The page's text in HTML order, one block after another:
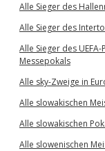
Alle Sieger des
Alle Sieger des
Alle Sieger des
Messepokals
Alle sky-Zweige in
Alle slowakischen
Alle slowakischen
Alle slowenischen